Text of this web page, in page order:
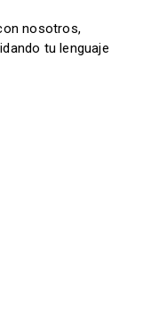
nosotros,
tu lenguaje